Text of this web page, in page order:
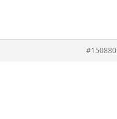
#150880